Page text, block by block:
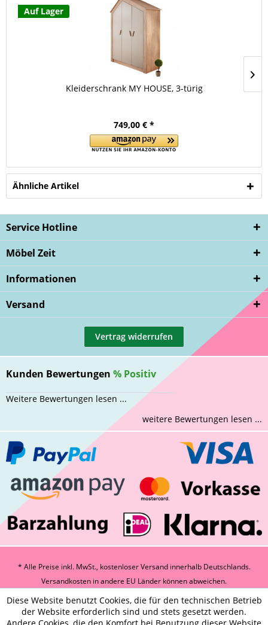
Auf Lager
Kleiderschrank MY HOUSE, 3-türig
749,00 € *
Ähnliche Artikel
Service Hotline
Möbel Zeit
Informationen
Versand
Vertrag widerrufen
Kunden Bewertungen % Positiv
Weitere Bewertungen lesen ...
weitere Bewertungen lesen ...
* Alle Preise inkl. MwSt., kostenloser Versand innerhalb Deutschlands.
Versandkosten in andere EU Länder können abweichen.
Diese Website benutzt Cookies, die für den technischen Betrieb
der Website erforderlich sind und stets gesetzt werden.